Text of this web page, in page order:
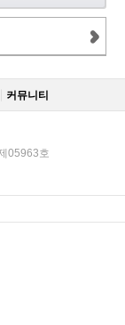
커뮤니티
05963호